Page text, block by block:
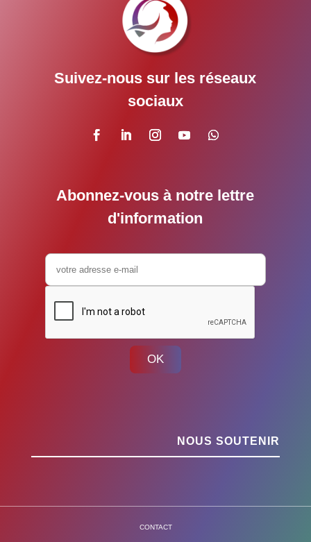
Suivez-nous sur les réseaux
sociaux
Abonnez-vous à notre lettre
d'information
OK
NOUS SOUTENIR
CONTACT